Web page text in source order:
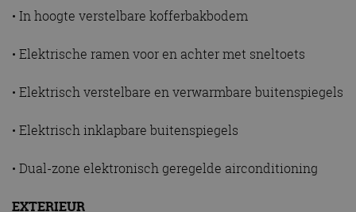
• In hoogte verstelbare kofferbakbodem
• Elektrische ramen voor en achter met sneltoets
• Elektrisch verstelbare en verwarmbare buitenspiegels
• Elektrisch inklapbare buitenspiegels
• Dual-zone elektronisch geregelde airconditioning
EXTERIEUR